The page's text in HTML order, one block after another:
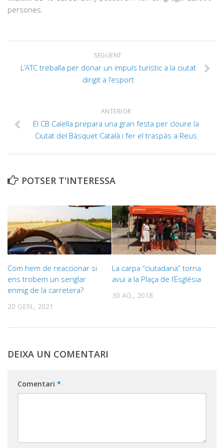
persones.
SEGÜENT
L’ATC treballa per donar un impuls turístic a la ciutat
dirigit a l’esport
ANTERIOR
El CB Calella prepara una gran festa per cloure la
Ciutat del Bàsquet Català i fer el traspàs a Reus
POTSER T'INTERESSA
Com hem de reaccionar si
ens trobem un senglar
enmig de la carretera?
20 GEN., 2021
La carpa “ciutadana” torna
avui a la Plaça de l’Església
30 AG., 2018
DEIXA UN COMENTARI
Comentari *